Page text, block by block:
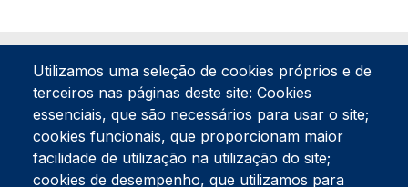
Tel:234 390 100Fax:234 390 100
Utilizamos uma seleção de cookies próprios e de
terceiros nas páginas deste site: Cookies
essenciais, que são necessários para usar o site;
cookies funcionais, que proporcionam maior
facilidade de utilização na utilização do site;
cookies de desempenho, que utilizamos para